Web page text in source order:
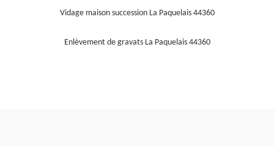
Vidage maison succession La Paquelais 44360
Enlèvement de gravats La Paquelais 44360